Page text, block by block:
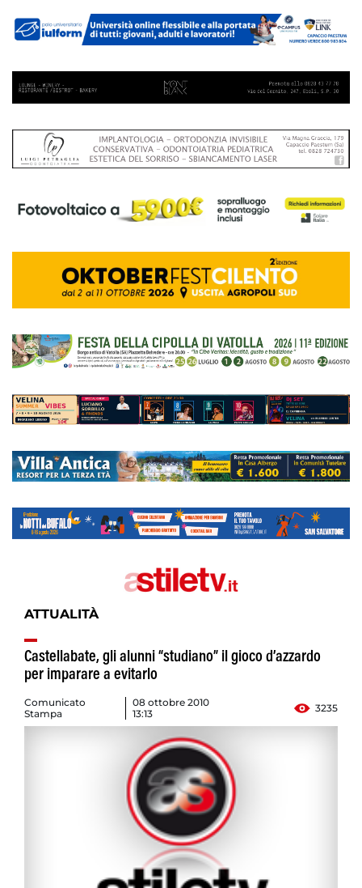
ATTUALITÀ
Castellabate, gli alunni “studiano” il gioco d’azzardo
per imparare a evitarlo
Comunicato
Stampa
08 ottobre 2010
13:13
3235